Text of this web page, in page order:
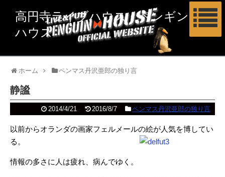
高円寺ライブハウス ペンギン
ハウス
ホーム ペンマス丹沢亜郎の独り言
静謐
2014/4/21 2016/8/7 ペンマス丹沢亜郎の独り言
以前からオランダの画家フェルメールの絵が人気を博してい
る。
情報の多さに人は疲れ、病んでゆく。